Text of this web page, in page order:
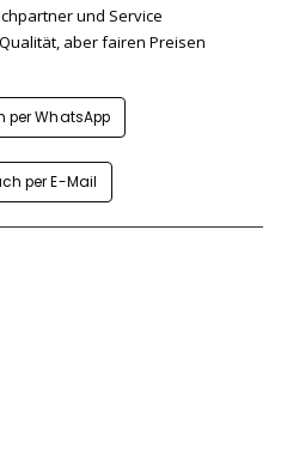
und Service
aber fairen Preisen
per WhatsApp
per E-Mail